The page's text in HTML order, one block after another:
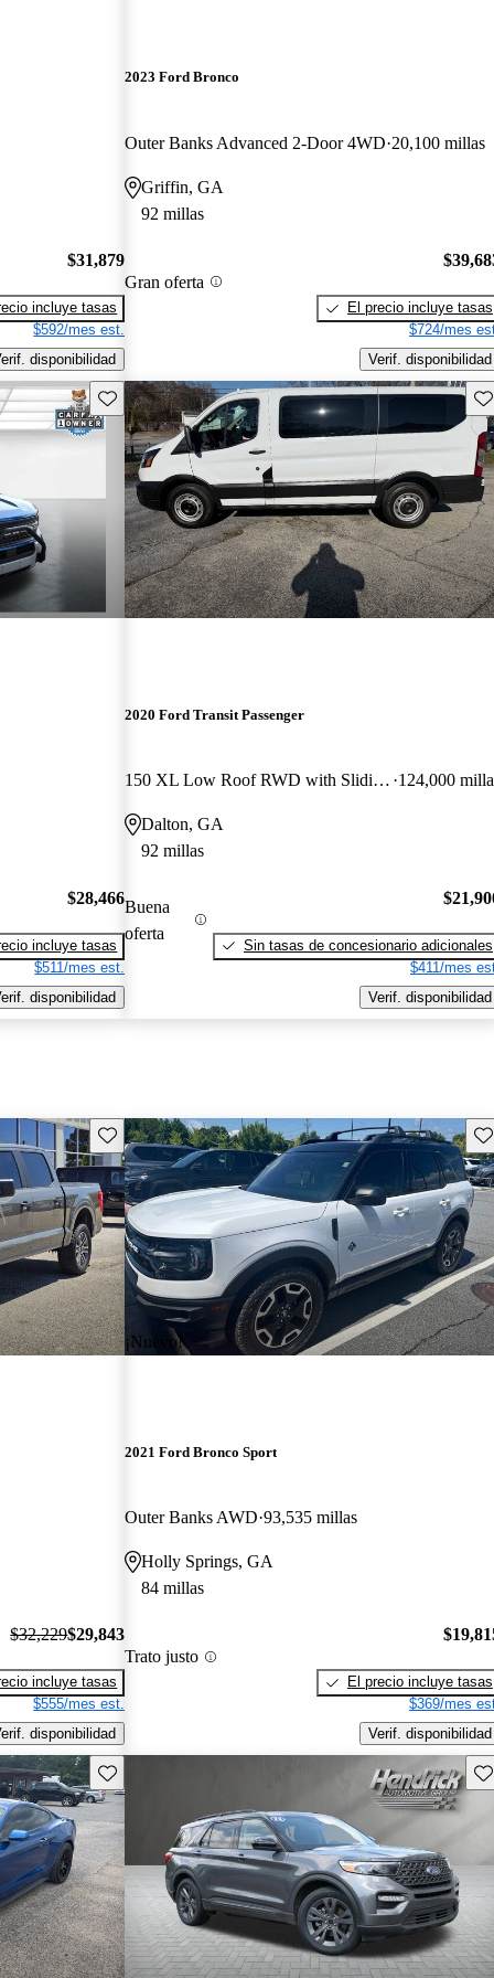
$31,879
incluye tasas
$592/mes est.
disponibilidad
2023 Ford Bronco
Outer Banks Advanced 2-Door 4WD 20,100 millas
Griffin, GA
92 millas
Gran oferta
El precio incluye tasas
$724/mes
Verif. disponibilidad
Guarda este Aviso
$28,466
incluye tasas
$511/mes est.
disponibilidad
2020 Ford Transit Passenger
150 XL Low Roof RWD with Sliding Passenger-Side Door 124,000
Dalton, GA
92 millas
Buena
oferta
Sin tasas de concesionario adicionales
$411/mes
Verif. disponibilidad
Guarda este Aviso
$32,229$29,843
incluye tasas
$555/mes est.
disponibilidad
¡Nuevo!
2021 Ford Bronco Sport
Outer Banks AWD 93,535 millas
Holly Springs, GA
84 millas
Trato justo
El precio incluye tasas
$369/mes
Verif. disponibilidad
Guarda este Aviso